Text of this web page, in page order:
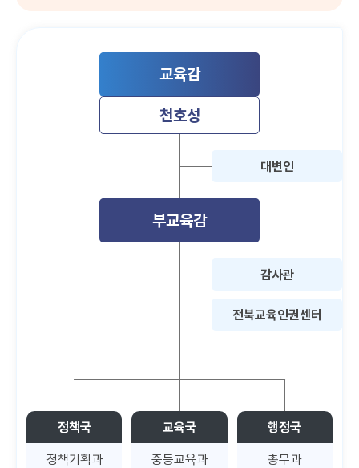
교육감
천호성
대변인
부교육감
감사관
전북교육인권센터
정책국
정책기획과
교육국
중등교육과
행정국
총무과